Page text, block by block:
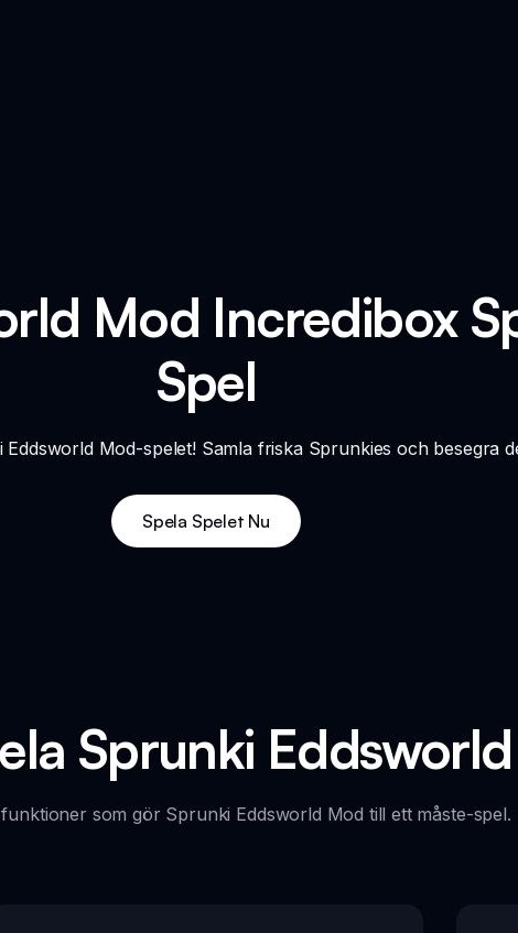
Mod Incredibox
Spel
Mod-spelet! Samla friska Sprunkies och besegra
Spela Spelet Nu
Sprunki
som gör Sprunki Eddsworld Mod till ett måste-spel.